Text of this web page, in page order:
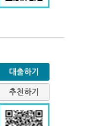
대출하기
추천하기